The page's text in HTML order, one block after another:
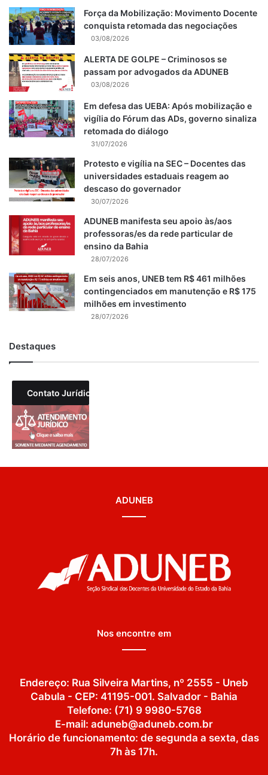
Força da Mobilização: Movimento Docente
conquista retomada das negociações
03/08/2026
ALERTA DE GOLPE – Criminosos se
passam por advogados da ADUNEB
03/08/2026
Em defesa das UEBA: Após mobilização e
vigília do Fórum das ADs, governo sinaliza
retomada do diálogo
31/07/2026
Protesto e vigília na SEC – Docentes das
universidades estaduais reagem ao
descaso do governador
30/07/2026
ADUNEB manifesta seu apoio às/aos
professoras/es da rede particular de
ensino da Bahia
28/07/2026
Em seis anos, UNEB tem R$ 461 milhões
contingenciados em manutenção e R$ 175
milhões em investimento
28/07/2026
Destaques
Contato Jurídico
ADUNEB
Nos encontre em
Endereço: Rua Silveira Martins, nº 2555 - Uneb
Cabula - CEP: 41195-001. Salvador - Bahia
Telefone: (71) 9 9980-5768
E-mail: aduneb@aduneb.com.br
Horário de funcionamento: de segunda a sexta, das
7h às 17h.